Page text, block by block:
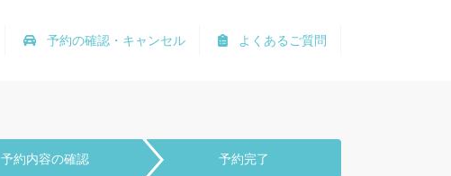
よくあるご質問
予約の確認・キャンセル
予約内容の確認 予約完了